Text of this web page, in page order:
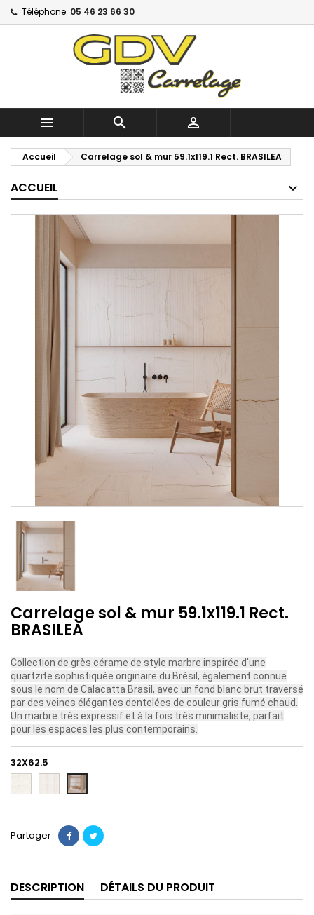
Téléphone: 05 46 23 66 30
  
Accueil Carrelage sol & mur 59.1x119.1 Rect. BRASILEA
ACCUEIL
Carrelage sol & mur 59.1x119.1 Rect.
BRASILEA
Collection de grès cérame de style marbre inspirée d'une
quartzite sophistiquée originaire du Brésil, également connue
sous le nom de Calacatta Brasil, avec un fond blanc brut traversé
par des veines élégantes dentelées de couleur gris fumé chaud.
Un marbre très expressif et à la fois très minimaliste, parfait
pour les espaces les plus contemporains.
32X62.5
RECTIFIERECTIFIE
AMBIANCE
59X119
Partager
DESCRIPTION DÉTAILS DU PRODUIT